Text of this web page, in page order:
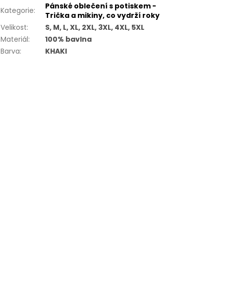
Kategorie:
Pánské oblečení s potiskem -
Trička a mikiny, co vydrží roky
Velikost:
S, M, L, XL, 2XL, 3XL, 4XL, 5XL
Materiál:
100% bavlna
Barva: KHAKI